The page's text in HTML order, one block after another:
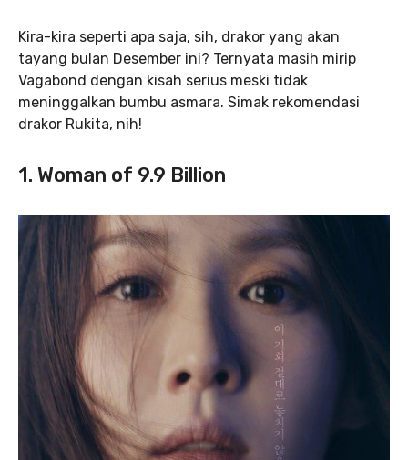
Kira-kira seperti apa saja, sih, drakor yang akan
tayang bulan Desember ini? Ternyata masih mirip
Vagabond dengan kisah serius meski tidak
meninggalkan bumbu asmara. Simak rekomendasi
drakor Rukita, nih!
1. Woman of 9.9 Billion